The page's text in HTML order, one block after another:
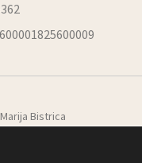
Bistrica